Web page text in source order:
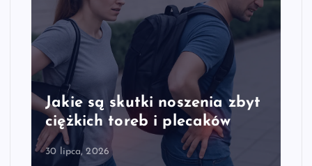
Jakie są skutki noszenia zbyt
ciężkich toreb i plecaków
30 lipca, 2026